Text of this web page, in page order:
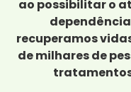
ao possibilitar o
recuperamos
de milhares de